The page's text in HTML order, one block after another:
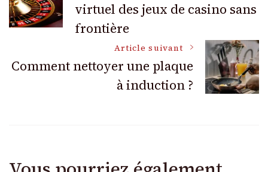
des
articles
virtuel des jeux de casino sans
frontière
Article suivant
Comment nettoyer une plaque
à induction ?